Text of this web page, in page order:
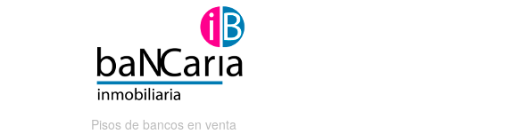
Pisos de bancos en venta